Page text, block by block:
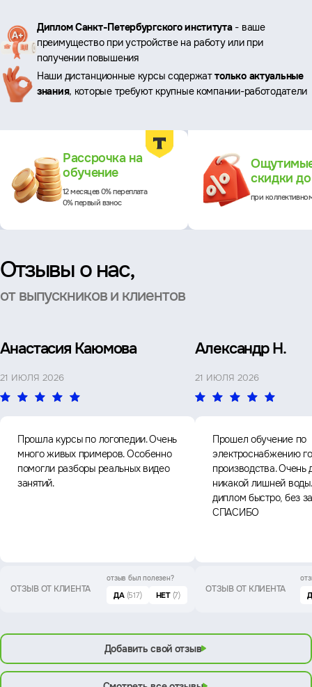
Ключевые
преимущества
Диплом Санкт-Петербургского института- ваше
преимущество при устройстве на работу или при
получении повышения
Наши дистанционные курсы содержаттолько актуальные
знания, которые требуют крупные компании-работодатели
Рассрочка на
обучение
12 месяцев 0% переплата
0% первый взнос
скидки
при
Отзывы о нас,
от выпускников и клиентов
Анастасия Каюмова
21 ИЮЛЯ 2026
Прошла курсы по логопедии. Очень
много живых примеров. Особенно
помогли разборы реальных видео
занятий.
ОТЗЫВ ОТ КЛИЕНТА
отзыв был полезен?
ДА (517) НЕТ (7)
Александр Н.
21 ИЮЛЯ 2026
Прошел обучение по
электроснабжению
производства. Очень
никакой лишней
диплом быстро, без
СПАСИБО
ОТЗЫВ ОТ КЛИЕНТА
Добавить свой отзыв